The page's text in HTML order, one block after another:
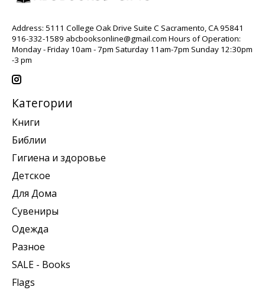
Address: 5111 College Oak Drive Suite C Sacramento, CA 95841
916-332-1589 abcbooksonline@gmail.com Hours of Operation:
Monday - Friday 10am - 7pm Saturday 11am-7pm Sunday 12:30pm
-3 pm
Категории
Книги
Библии
Гигиена и здоровье
Детское
Для Дома
Сувениры
Одежда
Разное
SALE - Books
Flags